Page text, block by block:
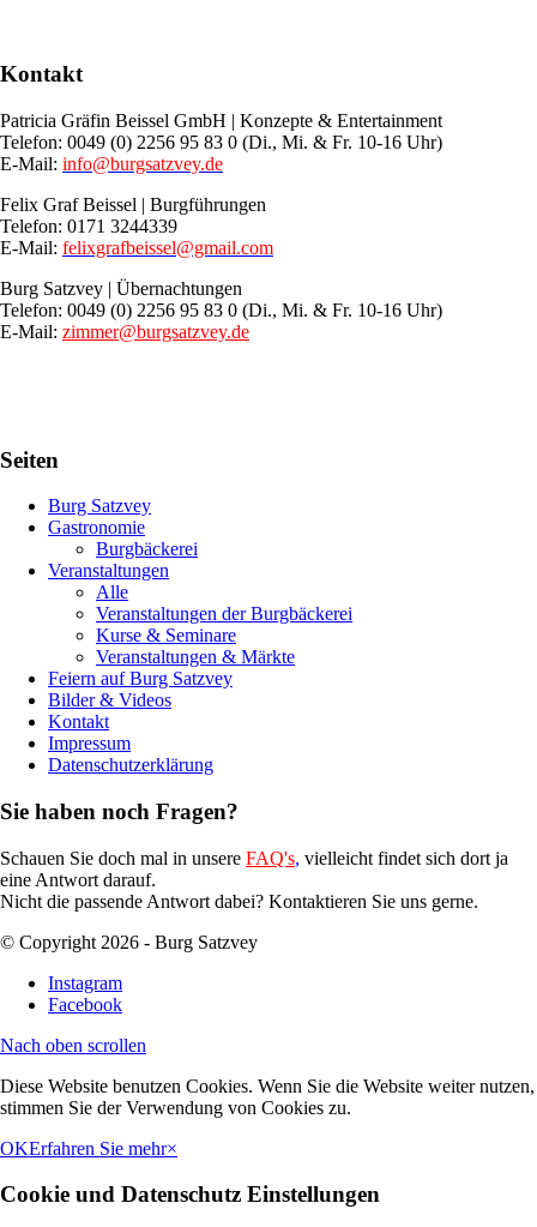
Kontakt
Patricia Gräfin Beissel GmbH | Konzepte & Entertainment
Telefon: 0049 (0) 2256 95 83 0 (Di., Mi. & Fr. 10-16 Uhr)
E-Mail: info@burgsatzvey.de
Felix Graf Beissel | Burgführungen
Telefon: 0171 3244339
E-Mail: felixgrafbeissel@gmail.com
Burg Satzvey | Übernachtungen
Telefon: 0049 (0) 2256 95 83 0 (Di., Mi. & Fr. 10-16 Uhr)
E-Mail: zimmer@burgsatzvey.de
Seiten
Burg Satzvey
Gastronomie
Burgbäckerei
Veranstaltungen
Alle
Veranstaltungen der Burgbäckerei
Kurse & Seminare
Veranstaltungen & Märkte
Feiern auf Burg Satzvey
Bilder & Videos
Kontakt
Impressum
Datenschutzerklärung
Sie haben noch Fragen?
Schauen Sie doch mal in unsere FAQ's, vielleicht findet sich dort ja
eine Antwort darauf.
Nicht die passende Antwort dabei? Kontaktieren Sie uns gerne.
© Copyright 2026 - Burg Satzvey
Instagram
Facebook
Nach oben scrollen
Diese Website benutzen Cookies. Wenn Sie die Website weiter nutzen,
stimmen Sie der Verwendung von Cookies zu.
OKErfahren Sie mehr×
Cookie und Datenschutz Einstellungen